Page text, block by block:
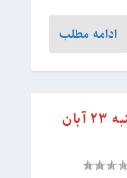
ادامه مطلب
برنامه ماه هنر عکاسی ایران در روز سه شنبه 23 آبان